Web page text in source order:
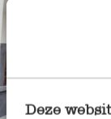
Deze